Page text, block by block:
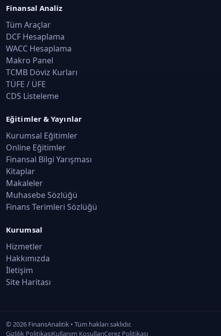
Finansal Analiz
Tüm Araçlar
DCF Hesaplama
WACC Hesaplama
Makro Panel
TCMB Döviz Kurları
TÜFE / ÜFE
CDS Listeleme
Eğitimler & Yayınlar
Kurumsal Eğitimler
Online Eğitimler
Finansal Bilgi Yarışması
Kitaplar
Makaleler
Muhasebe Sözlüğü
Finans Terimleri Sözlüğü
Kurumsal
Hizmetler
Hakkımızda
İletişim
Site Haritası
© 2026 FinansAnalitik • Tüm hakları saklıdır.
Gizlilik PolitikasıKullanım KoşullarıÇerez Politikası